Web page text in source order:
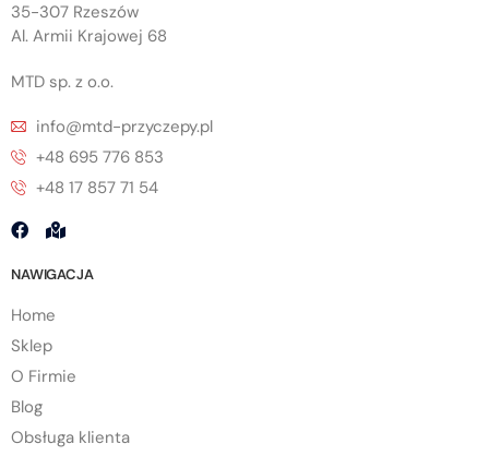
35-307 Rzeszów
Al. Armii Krajowej 68
MTD sp. z o.o.
info@mtd-przyczepy.pl
+48 695 776 853
+48 17 857 71 54
NAWIGACJA
Home
Sklep
O Firmie
Blog
Obsługa klienta